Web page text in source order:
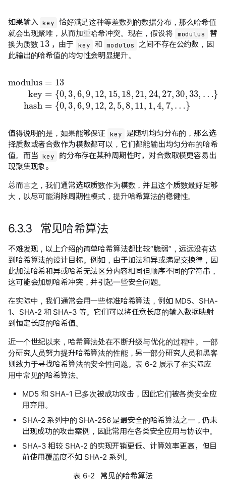
如果输入 key
恰好满足这种等差数列的数据分布，那么哈希值
就会出现聚堆，从而加重哈希冲突。现在，假设将 modulus
替
换为质数
13
，由于 key 和 modulus
之间不存在公约数，因
此输出的哈希值的均匀性会明显提升。
{0,3,6,9,12,15
{0,3
值得说明的是，如果能够保证 key 是随机均匀分布的，那么选
择质数或者合数作为模数都可以，它们都能输出均匀分布的哈希
值。而当 key
的分布存在某种周期性时，对合数取模更容易出
现聚集现象。
总而言之，我们通常选取质数作为模数，并且这个质数最好足够
大，以尽可能消除周期性模式，提升哈希算法的稳健性。
6.3.3 常见哈希算法
不难发现，以上介绍的简单哈希算法都比较“脆弱”，远远没有达
到哈希算法的设计目标。例如，由于加法和异或满足交换律，因
此加法哈希和异或哈希无法区分内容相同但顺序不同的字符串，
这可能会加剧哈希冲突，并引起一些安全问题。
在实际中，我们通常会用一些标准哈希算法，例如 MD5、SHA-
1、SHA-2 和 SHA-3 等。它们可以将任意长度的输入数据映射
到恒定长度的哈希值。
近一个世纪以来，哈希算法处在不断升级与优化的过程中。一部
分研究人员努力提升哈希算法的性能，另一部分研究人员和黑客
则致力于寻找哈希算法的安全性问题。表 6-2 展示了在实际应
用中常见的哈希算法。
MD5 和 SHA-1 已多次被成功攻击，因此它们被各类安全应
用弃用。
SHA-2 系列中的 SHA-256 是最安全的哈希算法之一，仍未
出现成功的攻击案例，因此常用在各类安全应用与协议中。
SHA-3 相较 SHA-2 的实现开销更低、计算效率更高，但目
前使用覆盖度不如 SHA-2 系列。
表 6-2 常见的哈希算法